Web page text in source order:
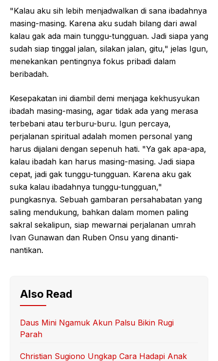
"Kalau aku sih lebih menjadwalkan di sana ibadahnya
masing-masing. Karena aku sudah bilang dari awal
kalau gak ada main tunggu-tungguan. Jadi siapa yang
sudah siap tinggal jalan, silakan jalan, gitu," jelas Igun,
menekankan pentingnya fokus pribadi dalam
beribadah.
Kesepakatan ini diambil demi menjaga kekhusyukan
ibadah masing-masing, agar tidak ada yang merasa
terbebani atau terburu-buru. Igun percaya,
perjalanan spiritual adalah momen personal yang
harus dijalani dengan sepenuh hati. "Ya gak apa-apa,
kalau ibadah kan harus masing-masing. Jadi siapa
cepat, jadi gak tunggu-tungguan. Karena aku gak
suka kalau ibadahnya tunggu-tungguan,"
pungkasnya. Sebuah gambaran persahabatan yang
saling mendukung, bahkan dalam momen paling
sakral sekalipun, siap mewarnai perjalanan umrah
Ivan Gunawan dan Ruben Onsu yang dinanti-
nantikan.
Also Read
Daus Mini Ngamuk Akun Palsu Bikin Rugi
Parah
Christian Sugiono Ungkap Cara Hadapi Anak